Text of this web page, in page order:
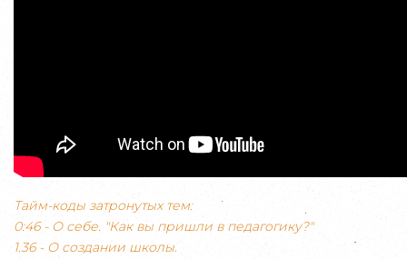
Тайм-коды затронутых тем:
0:46 - О себе. "Как вы пришли в педагогику?"
1.36 - О создании школы.